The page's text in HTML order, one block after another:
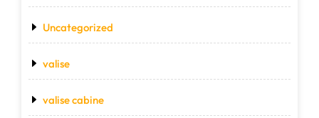
Uncategorized
valise
valise cabine